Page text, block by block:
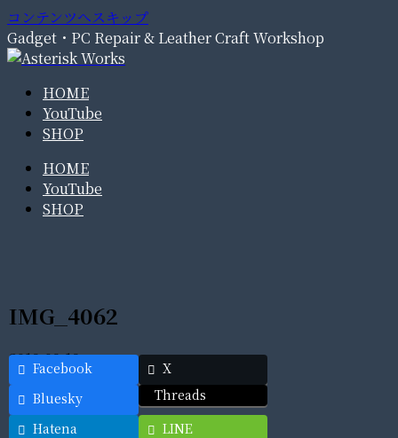
コンテンツへスキップ
Gadget・PC Repair & Leather Craft Workshop
HOME
YouTube
SHOP
HOME
YouTube
SHOP
IMG_4062
2019.09.19
Facebook
X
Bluesky
Threads
Hatena
LINE